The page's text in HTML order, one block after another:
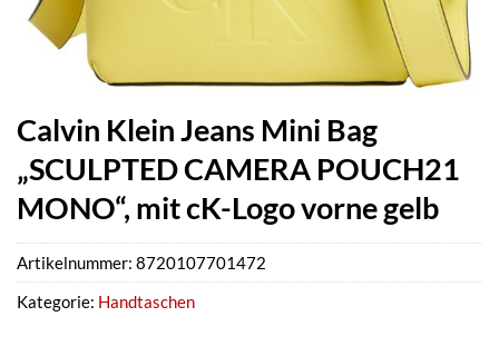
Calvin Klein Jeans Mini Bag
„SCULPTED CAMERA POUCH21
MONO“, mit cK-Logo vorne gelb
Artikelnummer: 8720107701472
Kategorie: Handtaschen